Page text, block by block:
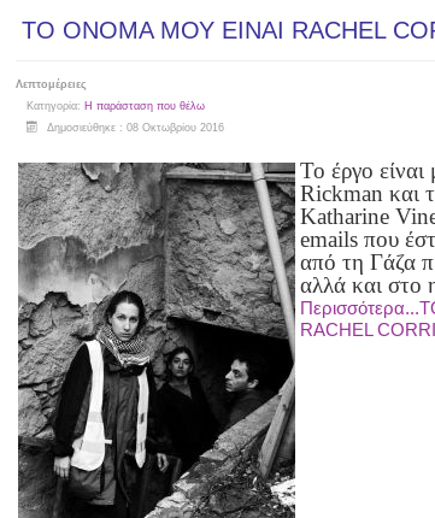
ΤΟ ΟΝΟΜΑ ΜΟΥ ΕΙΝΑΙ RACHEL
Λεπτομέρειες
Κατηγορία: Η παράσταση που θέλω
Δημοσιεύθηκε : 08 Οκτωβρίου 2016
Το έργο
Rickman και
Katharine
emails που
από τη Γάζα
αλλά και στο
RACHEL